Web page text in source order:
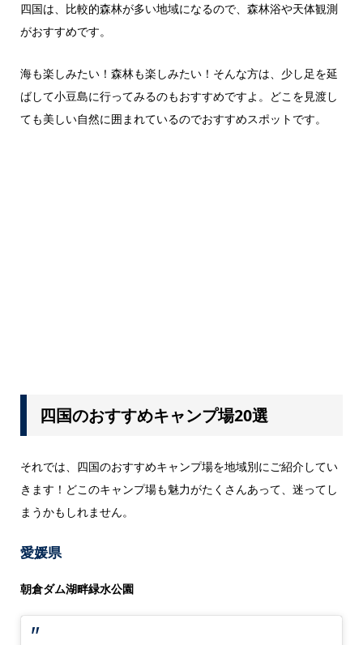
四国は、比較的森林が多い地域になるので、森林浴や天体観測
がおすすめです。
海も楽しみたい！森林も楽しみたい！そんな方は、少し足を延
ばして小豆島に行ってみるのもおすすめですよ。どこを見渡し
ても美しい自然に囲まれているのでおすすめスポットです。
四国のおすすめキャンプ場20選
それでは、四国のおすすめキャンプ場を地域別にご紹介してい
きます！どこのキャンプ場も魅力がたくさんあって、迷ってし
まうかもしれません。
愛媛県
朝倉ダム湖畔緑水公園